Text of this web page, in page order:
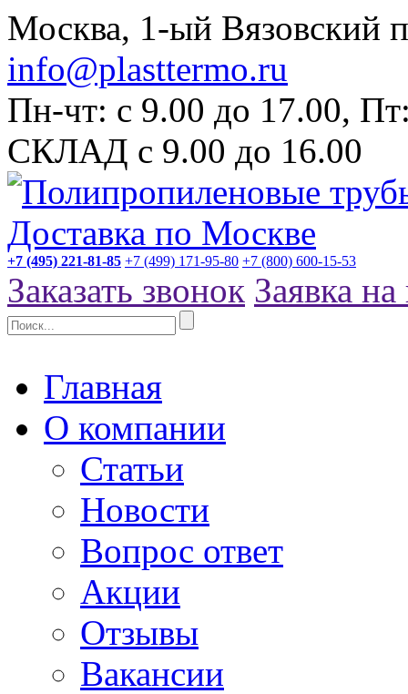
Москва, 1-ый Вязовский
info@plasttermo.ru
Пн-чт: с 9.00 до 17.00,
СКЛАД с 9.00 до 16.00
+7 (495) 221-81-85 +7 (499) 171-95-80 +7 (800) 600-15-53
Заказать звонок Заявка
Главная
О компании
Статьи
Новости
Вопрос ответ
Акции
Отзывы
Вакансии